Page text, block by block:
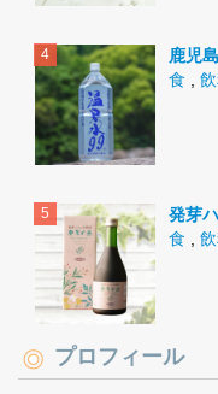
鹿児
食
発芽
食
プロフィール